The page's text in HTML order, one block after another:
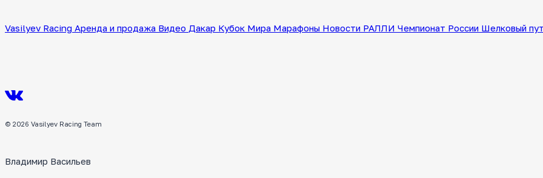
Vasilyev Racing Аренда и продажа Видео Дакар Кубок Мира Марафоны Новости РАЛЛИ Чемпионат России Шелковый
© 2026 Vasilyev Racing Team
Владимир Васильев